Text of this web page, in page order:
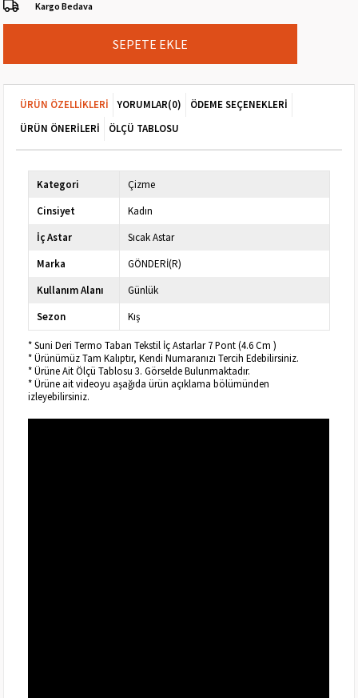
Kargo Bedava
ÜRÜN ÖZELLIKLERI YORUMLAR(0)
ÖDEME SEÇENEKLERI
ÜRÜN ÖNERILERI
ÖLÇÜ TABLOSU
Kategori
Çizme
Cinsiyet
Kadın
İç Astar
Sıcak Astar
Marka
GÖNDERİ(R)
Kullanım Alanı
Günlük
Sezon
Kış
* Suni Deri Termo Taban Tekstil İç Astarlar 7 Pont (4.6 Cm )
* Ürünümüz Tam Kalıptır, Kendi Numaranızı Tercih Edebilirsiniz.
* Ürüne Ait Ölçü Tablosu 3. Görselde Bulunmaktadır.
* Ürüne ait videoyu aşağıda ürün açıklama bölümünden
izleyebilirsiniz.